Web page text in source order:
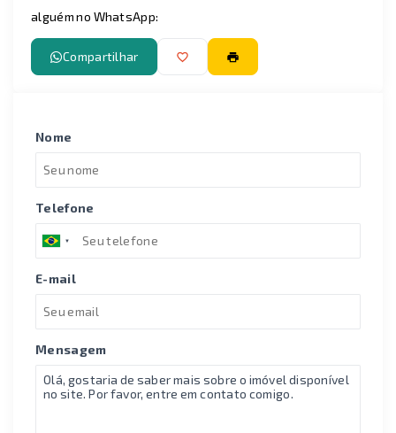
alguém no WhatsApp:
Compartilhar
Nome
Telefone
E-mail
Mensagem